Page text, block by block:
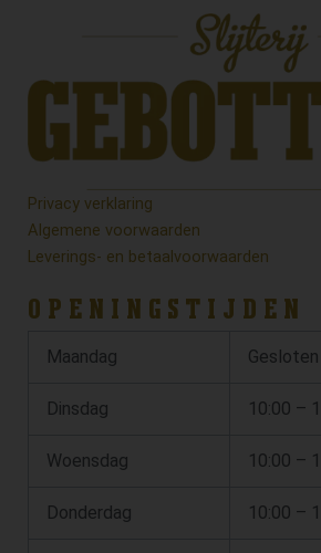
Privacy verklaring
Algemene voorwaarden
Leverings- en betaalvoorwaarden
OPENINGSTIJDEN
Maandag Gesloten
Dinsdag 10:00 –
Woensdag 10:00 –
Donderdag 10:00 –